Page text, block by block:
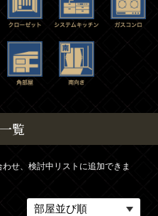
覧
せ、検討中リストに追加できま